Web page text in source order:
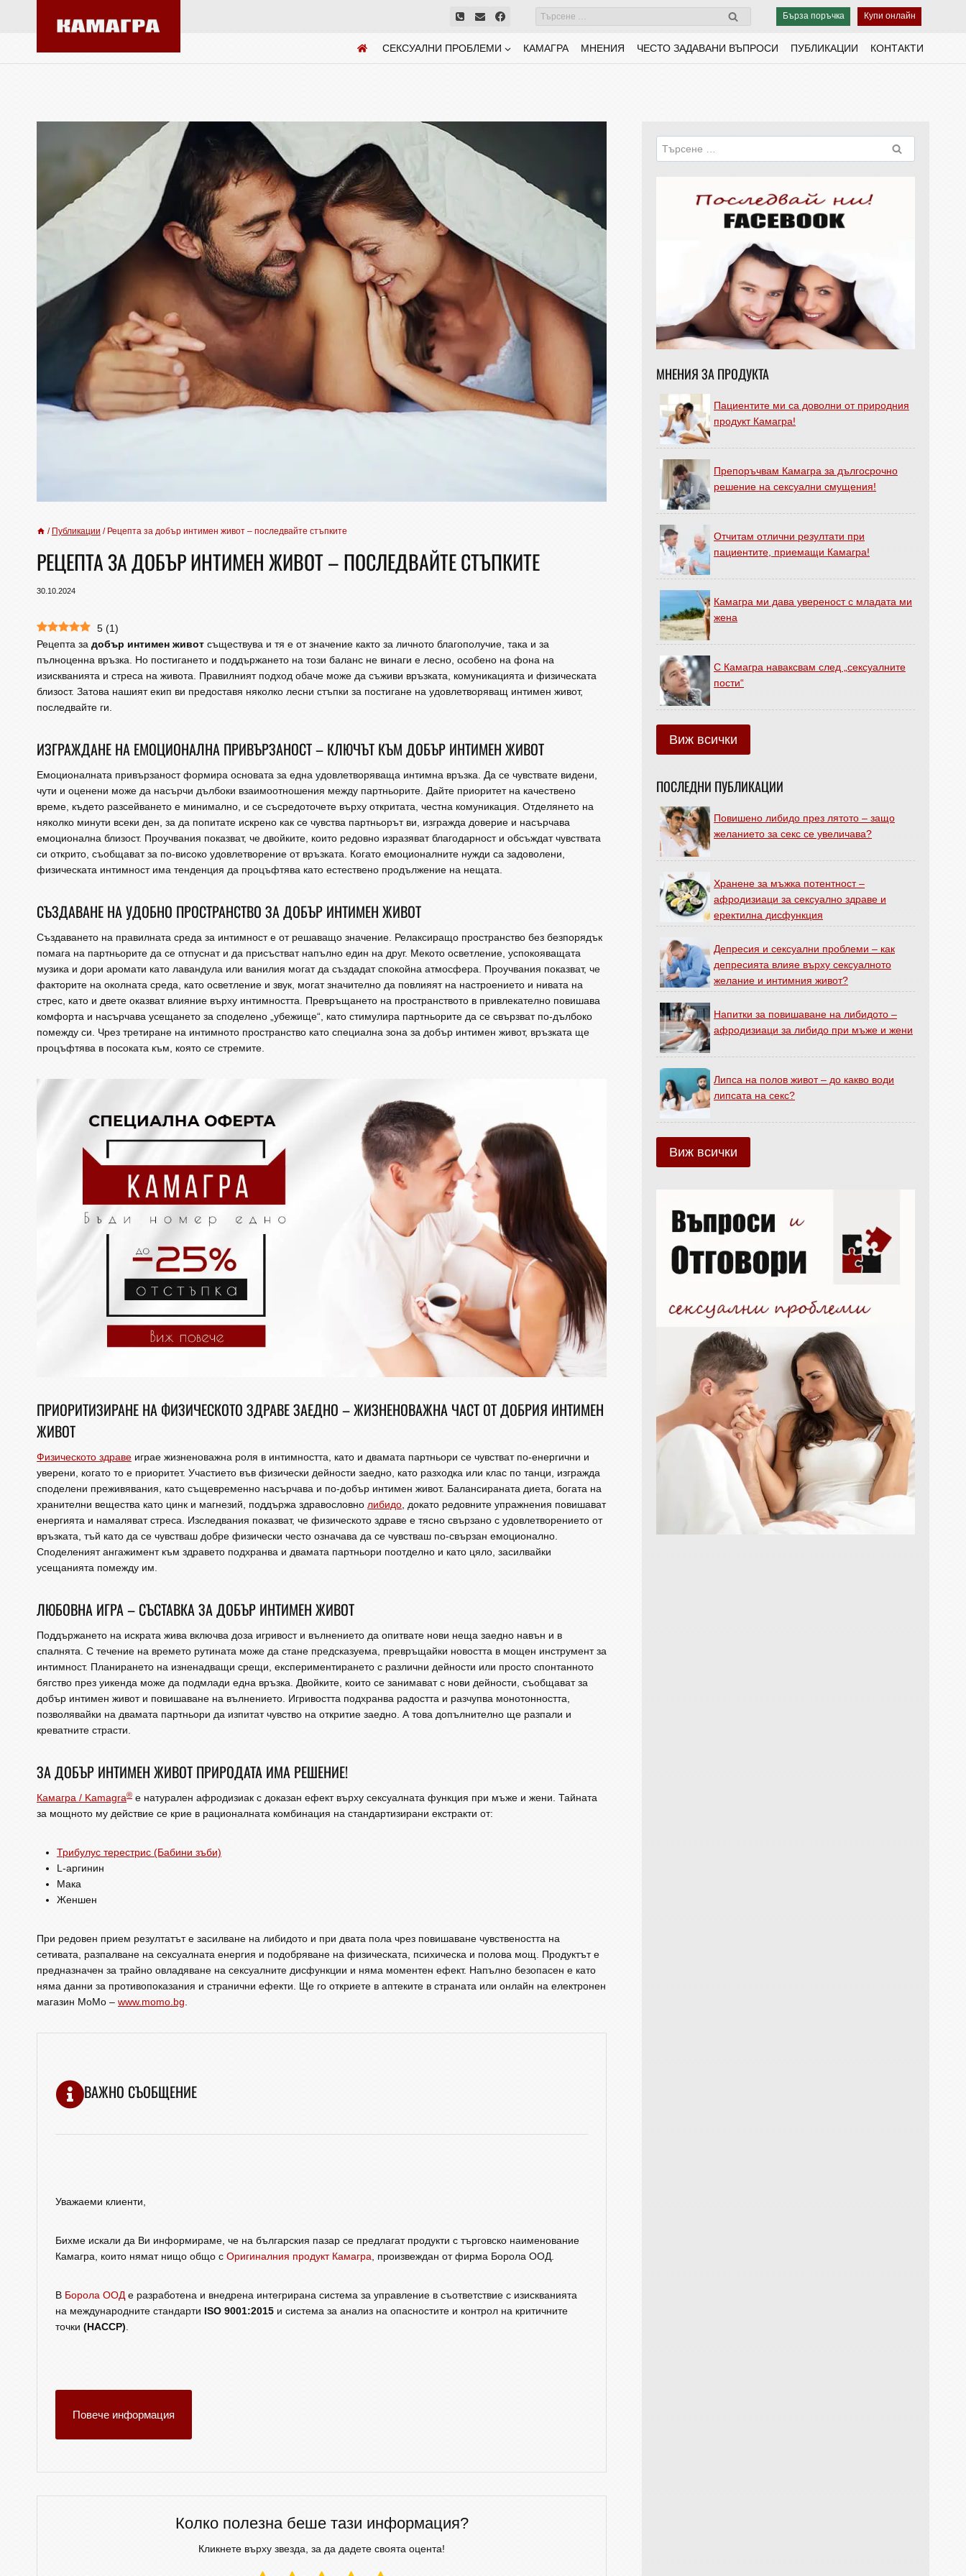
Бърза поръчка Купи онлайн
СЕКСУАЛНИ ПРОБЛЕМИ КАМАГРА МНЕНИЯ ЧЕСТО ЗАДАВАНИ ВЪПРОСИ ПУБЛИКАЦИИ КОНТАКТИ
/ Публикации / Рецепта за добър интимен живот – последвайте стъпките
РЕЦЕПТА ЗА ДОБЪР ИНТИМЕН ЖИВОТ – ПОСЛЕДВАЙТЕ СТЪПКИТЕ
30.10.2024
5 (1)
Рецепта за добър интимен живот съществува и тя е от значение както за личното благополучие, така и за
пълноценна връзка. Но постигането и поддържането на този баланс не винаги е лесно, особено на фона на
изискванията и стреса на живота. Правилният подход обаче може да съживи връзката, комуникацията и физическата
близост. Затова нашият екип ви предоставя няколко лесни стъпки за постигане на удовлетворяващ интимен живот,
последвайте ги.
ИЗГРАЖДАНЕ НА ЕМОЦИОНАЛНА ПРИВЪРЗАНОСТ – КЛЮЧЪТ КЪМ ДОБЪР ИНТИМЕН ЖИВОТ
Емоционалната привързаност формира основата за една удовлетворяваща интимна връзка. Да се чувствате видени,
чути и оценени може да насърчи дълбоки взаимоотношения между партньорите. Дайте приоритет на качествено
време, където разсейването е минимално, и се съсредоточете върху откритата, честна комуникация. Отделянето на
няколко минути всеки ден, за да попитате искрено как се чувства партньорът ви, изгражда доверие и насърчава
емоционална близост. Проучвания показват, че двойките, които редовно изразяват благодарност и обсъждат чувствата
си открито, съобщават за по-високо удовлетворение от връзката. Когато емоционалните нужди са задоволени,
физическата интимност има тенденция да процъфтява като естествено продължение на нещата.
СЪЗДАВАНЕ НА УДОБНО ПРОСТРАНСТВО ЗА ДОБЪР ИНТИМЕН ЖИВОТ
Създаването на правилната среда за интимност е от решаващо значение. Релаксиращо пространство без безпорядък
помага на партньорите да се отпуснат и да присъстват напълно един на друг. Мекото осветление, успокояващата
музика и дори аромати като лавандула или ванилия могат да създадат спокойна атмосфера. Проучвания показват, че
факторите на околната среда, като осветление и звук, могат значително да повлияят на настроението и нивата на
стрес, като и двете оказват влияние върху интимността. Превръщането на пространството в привлекателно повишава
комфорта и насърчава усещането за споделено „убежище“, като стимулира партньорите да се свързват по-дълбоко
помежду си. Чрез третиране на интимното пространство като специална зона за добър интимен живот, връзката ще
процъфтява в посоката към, която се стремите.
ПРИОРИТИЗИРАНЕ НА ФИЗИЧЕСКОТО ЗДРАВЕ ЗАЕДНО – ЖИЗНЕНОВАЖНА ЧАСТ ОТ ДОБРИЯ ИНТИМЕН
ЖИВОТ
Физическото здраве играе жизненоважна роля в интимността, като и двамата партньори се чувстват по-енергични и
уверени, когато то е приоритет. Участието във физически дейности заедно, като разходка или клас по танци, изгражда
споделени преживявания, като същевременно насърчава и по-добър интимен живот. Балансираната диета, богата на
хранителни вещества като цинк и магнезий, поддържа здравословно либидо, докато редовните упражнения повишават
енергията и намаляват стреса. Изследвания показват, че физическото здраве е тясно свързано с удовлетворението от
връзката, тъй като да се чувстваш добре физически често означава да се чувстваш по-свързан емоционално.
Споделеният ангажимент към здравето подхранва и двамата партньори поотделно и като цяло, засилвайки
усещанията помежду им.
ЛЮБОВНА ИГРА – СЪСТАВКА ЗА ДОБЪР ИНТИМЕН ЖИВОТ
Поддържането на искрата жива включва доза игривост и вълнението да опитвате нови неща заедно навън и в
спалнята. С течение на времето рутината може да стане предсказуема, превръщайки новостта в мощен инструмент за
интимност. Планирането на изненадващи срещи, експериментирането с различни дейности или просто спонтанното
бягство през уикенда може да подмлади една връзка. Двойките, които се занимават с нови дейности, съобщават за
добър интимен живот и повишаване на вълнението. Игривостта подхранва радостта и разчупва монотонността,
позволявайки на двамата партньори да изпитат чувство на откритие заедно. А това допълнително ще разпали и
креватните страсти.
ЗА ДОБЪР ИНТИМЕН ЖИВОТ ПРИРОДАТА ИМА РЕШЕНИЕ!
Камагра / Kamagra® е натурален афродизиак с доказан ефект върху сексуалната функция при мъже и жени. Тайната
за мощното му действие се крие в рационалната комбинация на стандартизирани екстракти от:
Трибулус терестрис (Бабини зъби)
L-аргинин
Мака
Женшен
При редовен прием резултатът е засилване на либидото и при двата пола чрез повишаване чувствеността на
сетивата, разпалване на сексуалната енергия и подобряване на физическата, психическа и полова мощ. Продуктът е
предназначен за трайно овладяване на сексуалните дисфункции и няма моментен ефект. Напълно безопасен е като
няма данни за противопоказания и странични ефекти. Ще го откриете в аптеките в страната или онлайн на електронен
магазин МоМо – www.momo.bg.
ВАЖНО СЪОБЩЕНИЕ
Уважаеми клиенти,
Бихме искали да Ви информираме, че на българския пазар се предлагат продукти с търговско наименование
Камагра, които нямат нищо общо с Оригиналния продукт Камагра, произвеждан от фирма Борола ООД.
В Борола ООДе разработена и внедрена интегрирана система за управление в съответствие с изискванията
на международните стандарти ISO 9001:2015 и система за анализ на опасностите и контрол на критичните
точки (HACCP).
Повече информация
Колко полезна беше тази информация?
Кликнете върху звезда, за да дадете своята оцента!
МНЕНИЯ ЗА ПРОДУКТА
Пациентите ми са доволни от природния
продукт Камагра!
Препоръчвам Камагра за дългосрочно
решение на сексуални смущения!
Отчитам отлични резултати при
пациентите, приемащи Камагра!
Камагра ми дава увереност с младата ми
жена
С Камагра наваксвам след „сексуалните
пости“
Виж всички
ПОСЛЕДНИ ПУБЛИКАЦИИ
Повишено либидо през лятото – защо
желанието за секс се увеличава?
Хранене за мъжка потентност –
афродизиаци за сексуално здраве и
еректилна дисфункция
Депресия и сексуални проблеми – как
депресията влияе върху сексуалното
желание и интимния живот?
Напитки за повишаване на либидото –
афродизиаци за либидо при мъже и жени
Липса на полов живот – до какво води
липсата на секс?
Виж всички